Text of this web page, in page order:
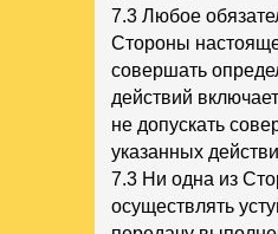
7.3 Любое
Стороны
совершать
действий
не допускать
указанных
7.3 Ни одна из
осуществлять